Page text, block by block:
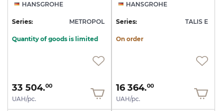
HANSGROHE
Series: METROPOL
Quantity of goods is limited
33 504.00
UAH/pc.
HANSGROHE
Series: TALIS E
On order
16 364.00
UAH/pc.